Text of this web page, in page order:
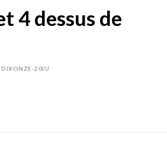
4 dessus de
DIXONZE-20IU